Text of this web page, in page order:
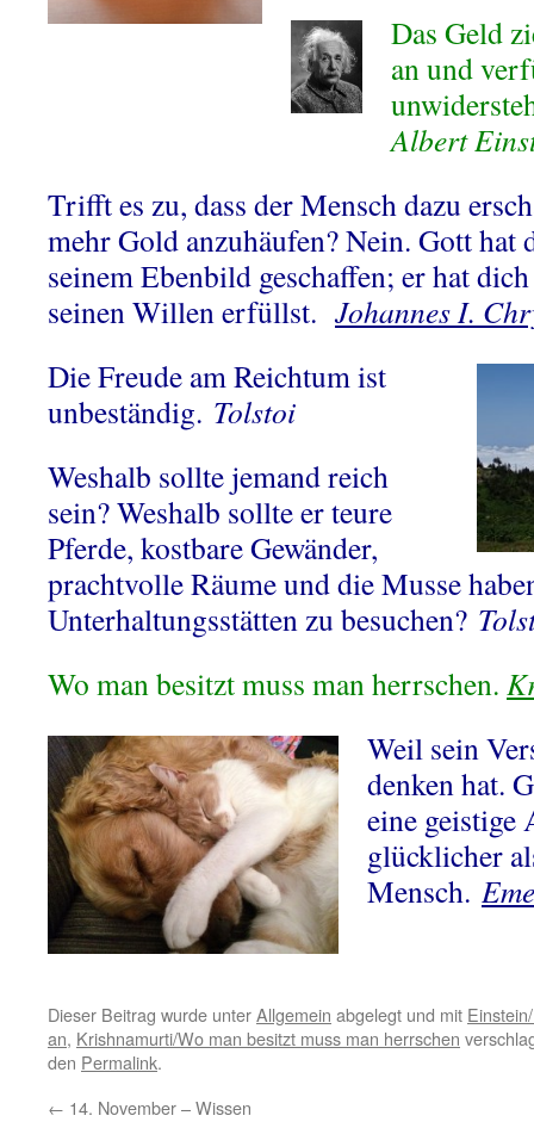
Das Geld
an und
Albert
Trifft es zu, dass der Mensch dazu
mehr Gold anzuhäufen? Nein. Gott hat
seinem Ebenbild geschaffen; er hat
seinen Willen erfüllst. Johannes I.
Die Freude am Reichtum ist
unbeständig. Tolstoi
Weshalb sollte jemand reich
sein? Weshalb sollte er teure
Pferde, kostbare Gewänder,
prachtvolle Räume und die Musse
Unterhaltungsstätten zu besuchen?
Wo man besitzt muss man herrschen.
Weil sein
denken hat.
eine geistige
glücklicher
Mensch.
Dieser Beitrag wurde unterAllgemein abgelegt und mit
an, Krishnamurti/Wo man besitzt muss man herrschen
den Permalink.
← 14. November – Wissen